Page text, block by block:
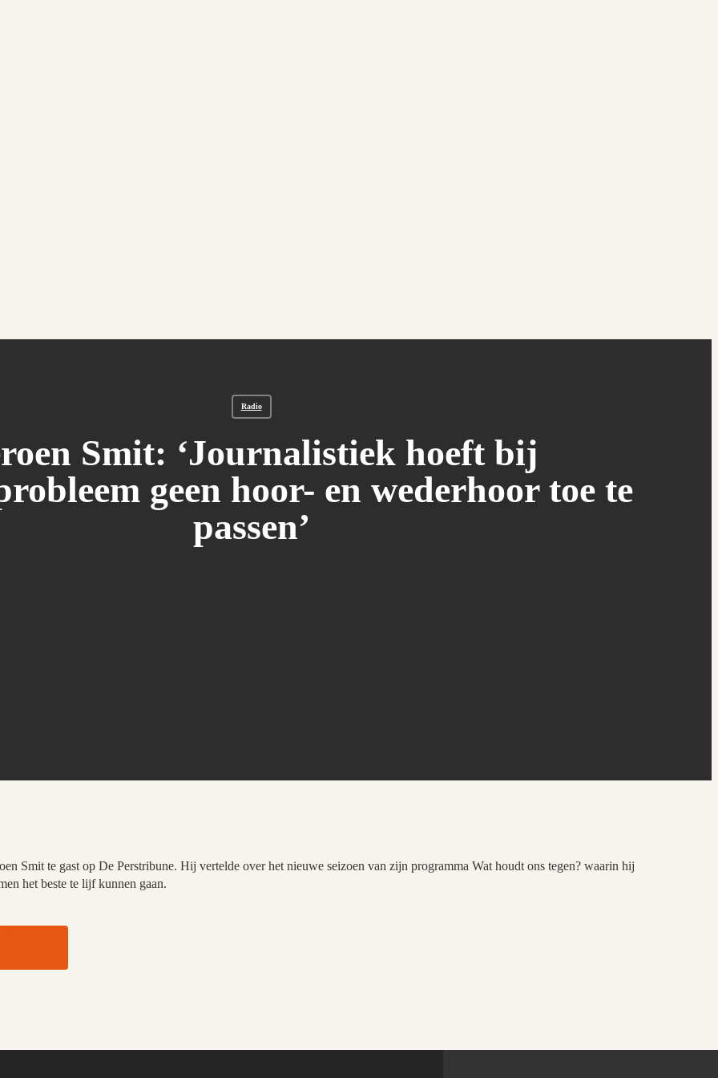
Radio
Smit: ‘Journalistiek hoeft bij
geen hoor- en wederhoor toe te
passen’
Smit te gast op De Perstribune. Hij vertelde over het nieuwe seizoen van zijn programma Wat houdt ons tegen? waarin hij
het beste te lijf kunnen gaan.